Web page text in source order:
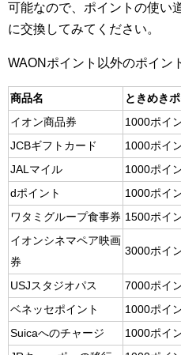
可能なので、ポイントの使い
に交換してみてください。
WAONポイント以外のポイン
商品名 ときめき
イオン商品券
1000ポイ
JCBギフトカード
1000ポイ
JALマイル
1000ポイ
dポイント
1000ポイ
ワタミグループ食事券 1500ポイ
イオンシネマペア映画
券
3000ポイ
USJスタジオパス 7000ポイ
ベネッセポイント
1000ポイ
Suicaへのチャージ
1000ポイ